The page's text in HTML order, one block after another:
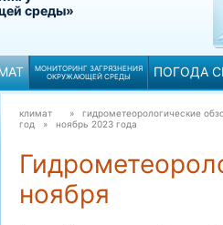
среды»
МОНИТОРИНГ ЗАГРЯЗНЕНИЯ
ОКРУЖАЮЩЕЙ СРЕДЫ
ПОГОДА
климат
» гидрометеорологические
год » ноябрь 2023 года
ноября